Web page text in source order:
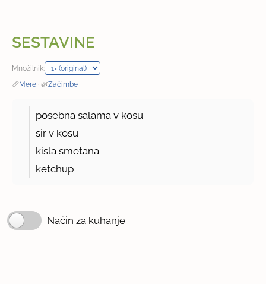
SESTAVINE
Množilnik:
📏Mere · 🌿Začimbe
posebna salama v kosu
sir v kosu
kisla smetana
ketchup
Način za kuhanje